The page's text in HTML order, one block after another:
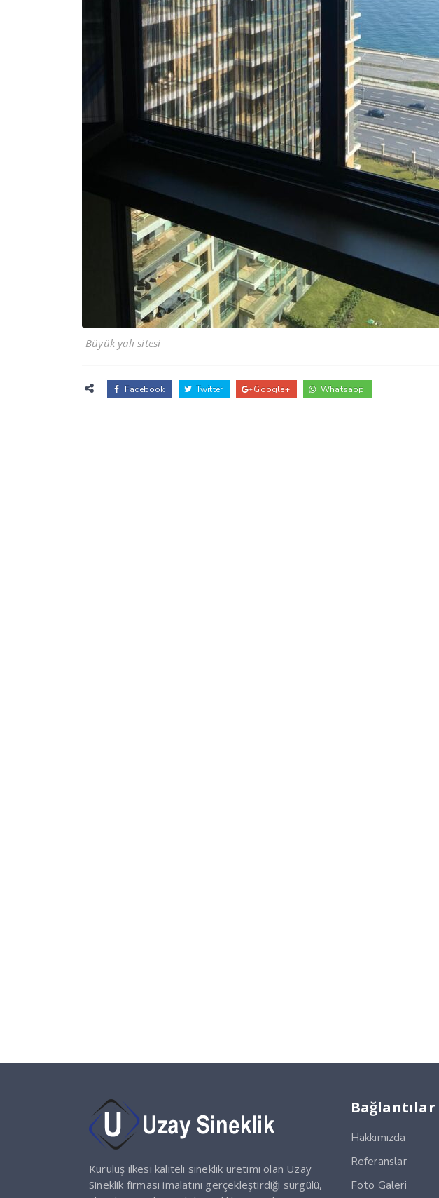
Büyük yalı sitesi
Facebook Twitter Google+ Whatsapp
Kuruluş ilkesi kaliteli sineklik üretimi olan Uzay
Sineklik firması imalatını gerçekleştirdiği sürgülü,
Bağlantılar
Hakkımızda
Referanslar
Foto Galeri